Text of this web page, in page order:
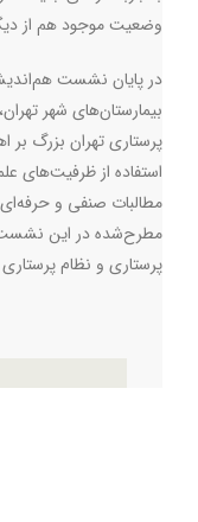
وضعیت موجود هم از
در پایان نشست
بیمارستان‌های شهر
پرستاری تهران بزرگ
استفاده از ظرفیت‌های
مطالبات صنفی و
مطرح‌شده در این نشست
پرستاری و نظام